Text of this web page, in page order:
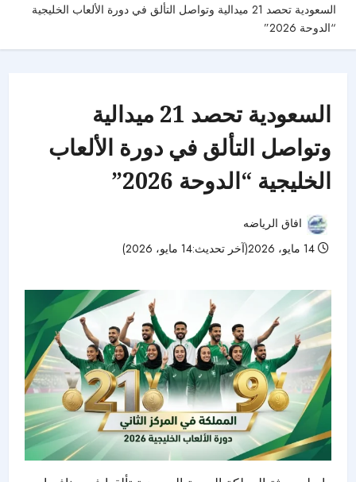
السعودية تحصد 21 ميدالية وتواصل التألق في دورة الألعاب الخليجية
“الدوحة 2026”
السعودية تحصد 21 ميدالية
وتواصل التألق في دورة الألعاب
الخليجية “الدوحة 2026”
افاق الرياضه
14 مايو، 2026(آخر تحديث:14 مايو، 2026)